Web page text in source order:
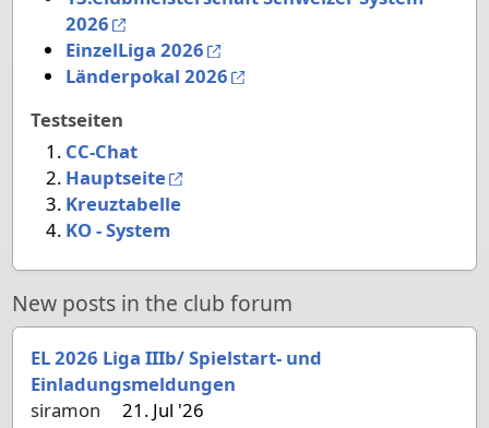
2026
EinzelLiga 2026
Länderpokal 2026
Testseiten
CC-Chat
Hauptseite
Kreuztabelle
KO - System
New posts in the club forum
EL 2026 Liga IIIb/ Spielstart- und
Einladungsmeldungen
siramon
21. Jul '26